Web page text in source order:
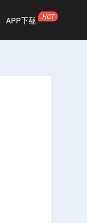
APP下载